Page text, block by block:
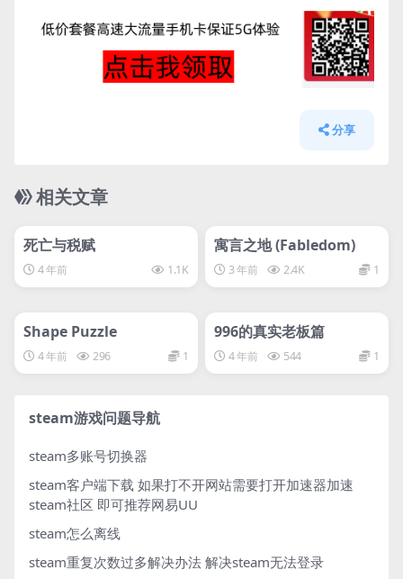
分享
相关文章
死亡与税赋
4 年前 1.1K
svip专属
寓言之地 (Fabledom)
3 年前 2.4K 1
Shape Puzzle
4 年前 296 1
996的真实老板篇
4 年前 544 1
steam游戏问题导航
steam多账号切换器
steam客户端下载 如果打不开网站需要打开加速器加速
steam社区 即可推荐网易UU
steam怎么离线
steam重复次数过多解决办法 解决steam无法登录